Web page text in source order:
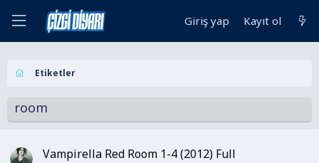
Giriş yap Kayıt ol
Etiketler
room
Vampirella Red Room 1-4 (2012) Full